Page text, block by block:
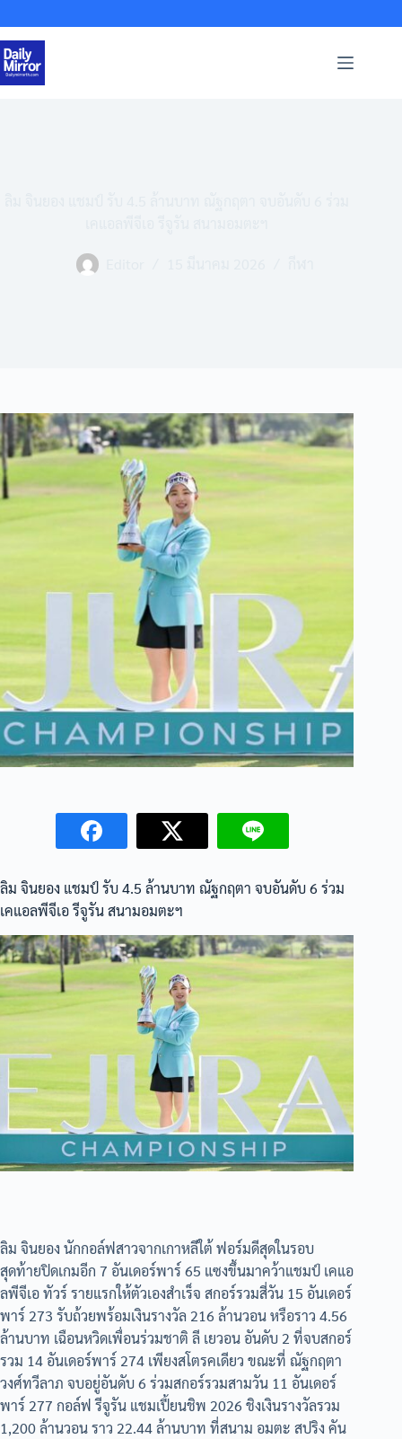
to
content
ลิม จินยอง แชมป์ รับ 4.5 ล้านบาท ณัฐกฤตา จบอันดับ 6 ร่วม
เคแอลพีจีเอ รีจูรัน สนามอมตะฯ
ลิม จินยอง นักกอล์ฟสาวจากเกาหลีใต้ ฟอร์มดีสุดในรอบ
สุดท้ายปิดเกมอีก 7 อันเดอร์พาร์ 65 แซงขึ้นมาคว้าแชมป์ เคแอ
ลพีจีเอ ทัวร์ รายแรกให้ตัวเองสำเร็จ สกอร์รวมสี่วัน 15 อันเดอร์
พาร์ 273 รับถ้วยพร้อมเงินรางวัล 216 ล้านวอน หรือราว 4.56
ล้านบาท เฉือนหวิดเพื่อนร่วมชาติ ลี เยวอน อันดับ 2 ที่จบสกอร์
รวม 14 อันเดอร์พาร์ 274 เพียงสโตรคเดียว ขณะที่ ณัฐกฤตา
วงศ์ทวีลาภ จบอยู่อันดับ 6 ร่วมสกอร์รวมสามวัน 11 อันเดอร์
พาร์ 277 กอล์ฟ รีจูรัน แชมเปี้ยนชิพ 2026 ชิงเงินรางวัลรวม
1,200 ล้านวอน ราว 22.44 ล้านบาท ที่สนาม อมตะ สปริง คัน